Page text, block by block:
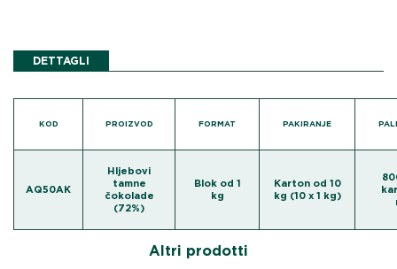
DETTAGLI
KOD PROIZVOD
AQ50AK
Hljebovi
tamne
čokolade
(72%)
FORMAT PAKIRANJE
Blok od 1
kg
Karton od 10
kg (10 x 1 kg)
Altri prodotti